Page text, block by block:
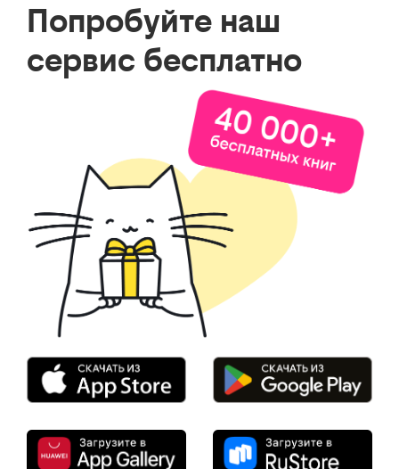
Попробуйте наш
сервис бесплатно